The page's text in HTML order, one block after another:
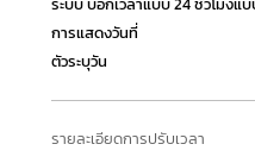
การแสดงวันที่
ตัวระบุวัน
รายละเอียดการปรับเวลา